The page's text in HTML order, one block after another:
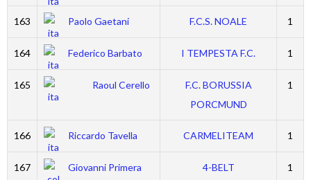
163 Paolo Gaetani F.C.S. NOALE 1
164 Federico Barbato I TEMPESTA F.C. 1
165 Raoul Cerello
F.C. BORUSSIA
PORCMUND
1
166 Riccardo Tavella CARMELITEAM 1
167
Giovanni Primera
4-BELT 1